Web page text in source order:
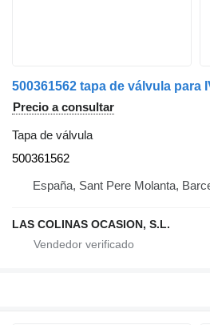
500361562 tapa de válvula para
Precio a consultar
Tapa de válvula
500361562
España, Sant Pere Molanta,
LAS COLINAS OCASION, S.L.